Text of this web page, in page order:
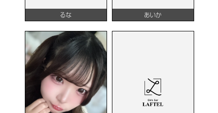
るな あいか